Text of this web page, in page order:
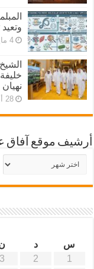
4 مايو، 2026
نهيان
28 أبريل، 2026
أرشيف موقع آفاق
أرشيف
موقع
س
د
1
2
3